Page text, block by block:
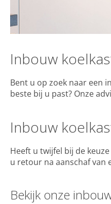
Inbouw
Bent u op zoek naar een
beste bij u past? Onze
Inbouw
Heeft u twijfel bij de
u retour na aanschaf
Bekijk onze